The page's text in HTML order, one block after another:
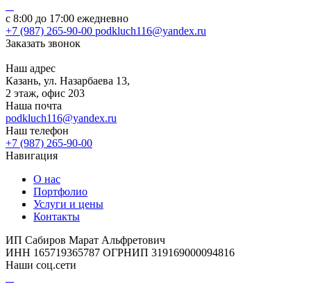
с 8:00 до 17:00 ежедневно
+7 (987) 265-90-00 podkluch116@yandex.ru
Заказать звонок
Наш адрес
Казань, ул. Назарбаева 13,
2 этаж, офис 203
Наша почта
podkluch116@yandex.ru
Наш телефон
+7 (987) 265-90-00
Навигация
О нас
Портфолио
Услуги и цены
Контакты
ИП Сабиров Марат Альфретович
ИНН 165719365787 ОГРНИП 319169000094816
Наши соц.сети